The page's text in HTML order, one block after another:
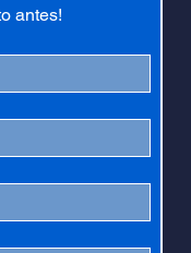
antes!